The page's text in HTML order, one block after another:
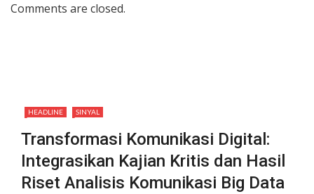
Comments are closed.
HEADLINE SINYAL
Transformasi Komunikasi Digital:
Integrasikan Kajian Kritis dan Hasil
Riset Analisis Komunikasi Big Data